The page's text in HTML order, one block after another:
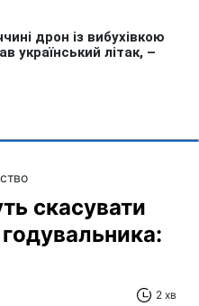
скасувати
годувальника:
2 хв